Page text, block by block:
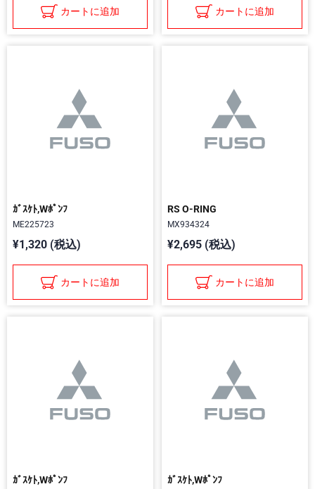
カートに追加 カートに追加
ｶﾞｽｹﾄ,Wﾎﾟﾝﾌ
ME225723
¥1,320 (税込)
カートに追加
RS O-RING
MX934324
¥2,695 (税込)
カートに追加
ｶﾞｽｹﾄ,Wﾎﾟﾝﾌ ｶﾞｽｹﾄ,Wﾎﾟﾝﾌ